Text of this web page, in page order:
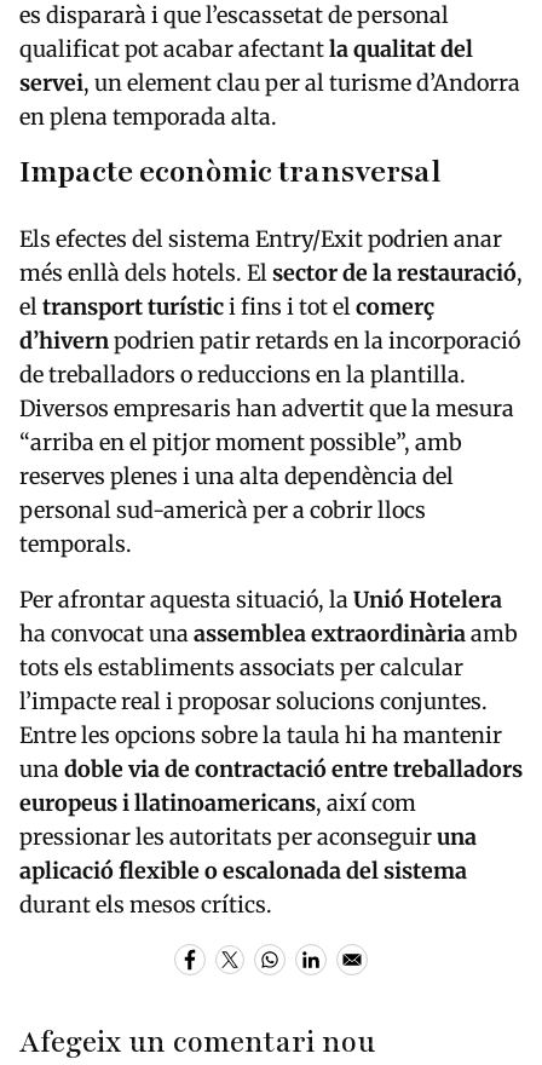
es dispararà i que l’escassetat de personal
qualificat pot acabar afectantla qualitat del
servei, un element clau per al turisme d’Andorra
en plena temporada alta.
Impacte econòmic transversal
Els efectes del sistema Entry/Exit podrien anar
més enllà dels hotels. Elsector de la restauració,
eltransport turístici fins i tot elcomerç
d’hivernpodrien patir retards en la incorporació
de treballadors o reduccions en la plantilla.
Diversos empresaris han advertit que la mesura
“arriba en el pitjor moment possible”, amb
reserves plenes i una alta dependència del
personal sud-americà per a cobrir llocs
temporals.
Per afrontar aquesta situació, laUnió Hotelera
ha convocat unaassemblea extraordinàriaamb
tots els establiments associats per calcular
l’impacte real i proposar solucions conjuntes.
Entre les opcions sobre la taula hi ha mantenir
unadoble via de contractació entre treballadors
europeus i llatinoamericans, així com
pressionar les autoritats per aconseguiruna
aplicació flexible o escalonada del sistema
durant els mesos crítics.
Afegeix un comentari nou